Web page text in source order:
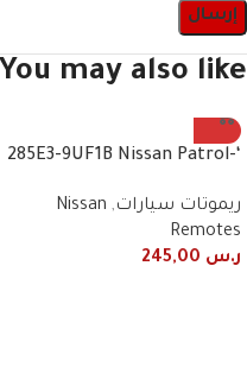
You may also like…
‘-285E3-9UF1B Nissan Patrol
2019+2020 3 Button Smart
ريموتات سيارات,
Nissan
Remotes
ر.س